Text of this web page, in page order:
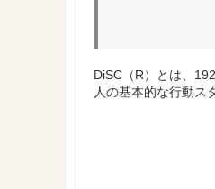
DiSC（R）とは、
人の基本的な行動ス